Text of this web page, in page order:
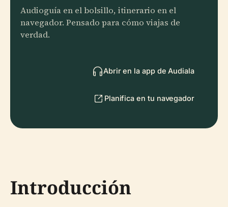
Audioguía en el bolsillo, itinerario en el
navegador. Pensado para cómo viajas de
verdad.
Abrir en la app de Audiala
Planifica en tu navegador
Introducción